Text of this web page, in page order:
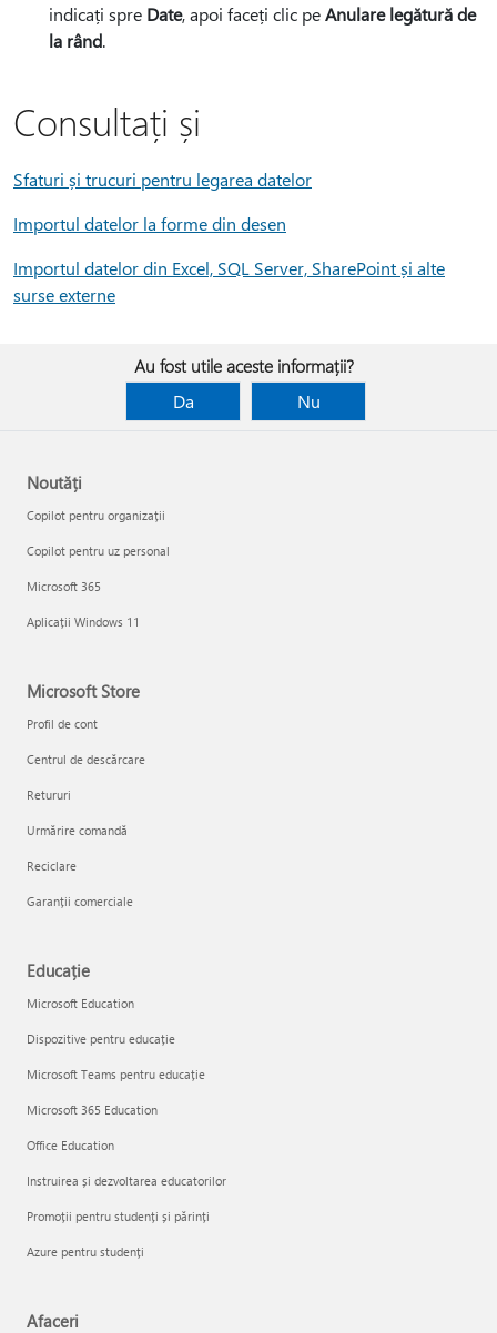
indicați spre Date, apoi faceți clic peAnulare legătură de
la rând.
Consultați și
Sfaturi și trucuri pentru legarea datelor
Importul datelor la forme din desen
Importul datelor din Excel, SQL Server, SharePoint și alte
surse externe
Au fost utile aceste informații?
Da
Nu
Noutăți
Copilot pentru organizații
Copilot pentru uz personal
Microsoft 365
Aplicații Windows 11
Microsoft Store
Profil de cont
Centrul de descărcare
Retururi
Urmărire comandă
Reciclare
Garanții comerciale
Educație
Microsoft Education
Dispozitive pentru educație
Microsoft Teams pentru educație
Microsoft 365 Education
Office Education
Instruirea și dezvoltarea educatorilor
Promoții pentru studenți și părinți
Azure pentru studenți
Afaceri